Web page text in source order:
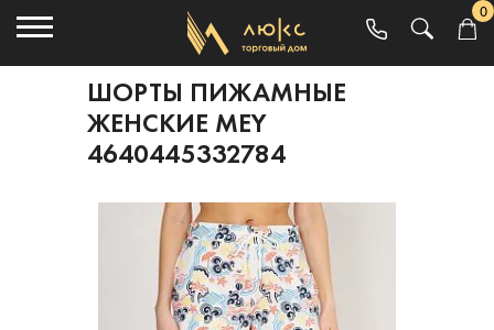
0
ШОРТЫ ПИЖАМНЫЕ
ЖЕНСКИЕ MEY
4640445332784